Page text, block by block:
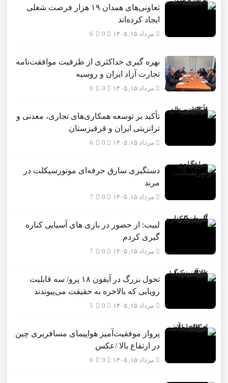
تعاونی‌های همدان ۱۹ هزار فرصت شغلی
ایجاد کرده‌اند
مرداد ۱۵, ۱۴۰۵ 6
بهره گیری حداکثری از ظرفیت موافقت‌نامه
تجارت آزاد ایران و روسیه
مرداد ۱۵, ۱۴۰۵ 6
تأکید بر توسعه همکاری‌های تجاری، معدنی و
ترانزیتی ایران و قرقیزستان
مرداد ۱۵, ۱۴۰۵ 6
دستگیری سارق حرفه‌ای موتورسیکلت در
مرند
مرداد ۱۵, ۱۴۰۵ 7
لبیب: از حضور در بازی های آسیایی کناره
گیری کردم
مرداد ۱۵, ۱۴۰۵ 7
تحول بزرگ در آیفون ۱۸ پرو/ سه قابلیت
رویایی که بالاخره به حقیقت می‌پیوندند
مرداد ۱۵, ۱۴۰۵ 5
پرواز موفقیت‌آمیز هواپیمای مسافربری چین
در ارتفاع بالا /عکس
مرداد ۱۵, ۱۴۰۵ 6